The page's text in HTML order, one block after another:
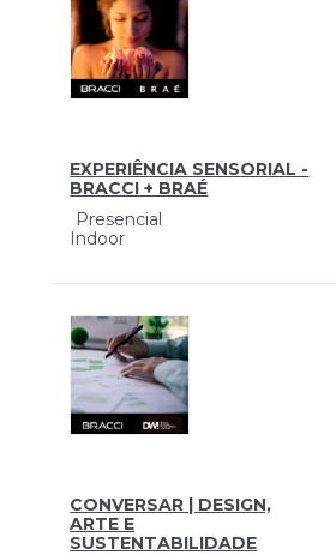
EXPERIÊNCIA SENSORIAL -
BRACCI + BRAÉ
Presencial
Indoor
CONVERSAR | DESIGN,
ARTE E
SUSTENTABILIDADE